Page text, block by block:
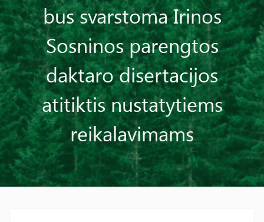
bus svarstoma Irinos
Sosninos parengtos
daktaro disertacijos
atitiktis nustatytiems
reikalavimams